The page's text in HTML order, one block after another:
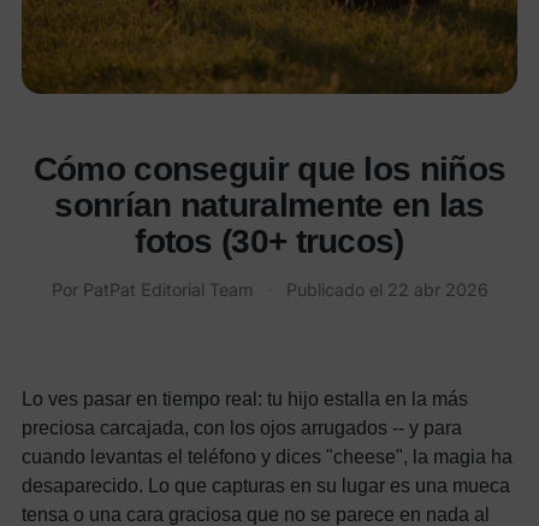
Cómo conseguir que los niños
sonrían naturalmente en las
fotos (30+ trucos)
Por PatPat Editorial Team Publicado el 22 abr 2026
Lo ves pasar en tiempo real: tu hijo estalla en la más
preciosa carcajada, con los ojos arrugados -- y para
cuando levantas el teléfono y dices "cheese", la magia ha
desaparecido. Lo que capturas en su lugar es una mueca
tensa o una cara graciosa que no se parece en nada al